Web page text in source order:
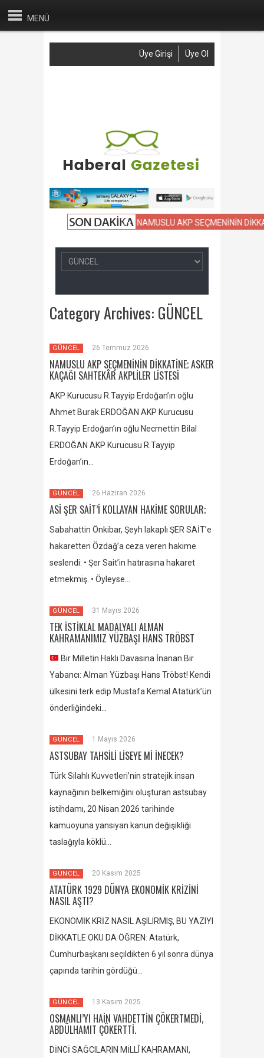
MENÜ
Üye Girişi Üye Ol
OKULLARIN KIYASLAMASI NAMUSLU AKP SEÇMENİNİN
Category Archives: GÜNCEL
GÜNCEL 26 Temmuz 2026
NAMUSLU AKP SEÇMENİNİN DİKKATİNE; ASKER
KAÇAĞI SAHTEKÂR AKPLİLER LİSTESİ
AKP Kurucusu R.Tayyip Erdoğan’ın oğlu
Ahmet Burak ERDOĞAN AKP Kurucusu
R.Tayyip Erdoğan’ın oğlu Necmettin Bilal
ERDOĞAN AKP Kurucusu R.Tayyip
Erdoğan’ın…
GÜNCEL 26 Haziran 2026
ASİ ŞER SAİT’İ KOLLAYAN HAKİME SORULAR;
Sabahattin Önkibar, Şeyh lakaplı ŞER SAİT’e
hakaretten Özdağ’a ceza veren hakime
seslendi: • Şer Sait’in hatırasına hakaret
etmekmiş. • Öyleyse…
GÜNCEL 31 Mayıs 2026
TEK İSTİKLAL MADALYALI ALMAN
KAHRAMANIMIZ YÜZBAŞI HANS TRÖBST
Bir Milletin Haklı Davasına İnanan Bir
Yabancı: Alman Yüzbaşı Hans Tröbst! Kendi
ülkesini terk edip Mustafa Kemal Atatürk’ün
önderliğindeki…
GÜNCEL 1 Mayıs 2026
ASTSUBAY TAHSİLİ LİSEYE Mİ İNECEK?
Türk Silahlı Kuvvetleri’nin stratejik insan
kaynağının belkemiğini oluşturan astsubay
istihdamı, 20 Nisan 2026 tarihinde
kamuoyuna yansıyan kanun değişikliği
taslağıyla köklü…
GÜNCEL 20 Kasım 2025
ATATÜRK 1929 DÜNYA EKONOMİK KRİZİNİ
NASIL AŞTI?
EKONOMİK KRİZ NASIL AŞILIRMIŞ, BU YAZIYI
DİKKATLE OKU DA ÖĞREN: Atatürk,
Cumhurbaşkanı seçildikten 6 yıl sonra dünya
çapında tarihin gördüğü…
GÜNCEL 13 Kasım 2025
OSMANLI’YI HAİN VAHDETTİN ÇÖKERTMEDİ,
ABDÜLHAMIT ÇÖKERTTİ.
DİNCİ SAĞCILARIN MİLLÎ KAHRAMANI,